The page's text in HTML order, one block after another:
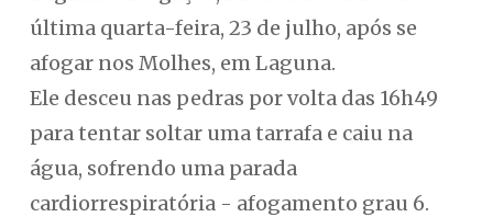
última quarta-feira, 23 de julho, após se
afogar nos Molhes, em Laguna.
Ele desceu nas pedras por volta das 16h49
para tentar soltar uma tarrafa e caiu na
água, sofrendo uma parada
cardiorrespiratória - afogamento grau 6.